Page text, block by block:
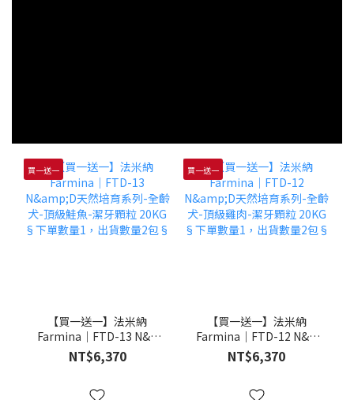
買一送一
【買一送一】法米納
Farmina｜FTD-13 N&D
天然培育系列-全齡犬-頂級
鮭魚-潔牙顆粒 20KG §下
NT$6,370
買一送一
【買一送一】法米納
Farmina｜FTD-12 N&D
天然培育系列-全齡犬-頂級
雞肉-潔牙顆粒 20KG §下
NT$6,370